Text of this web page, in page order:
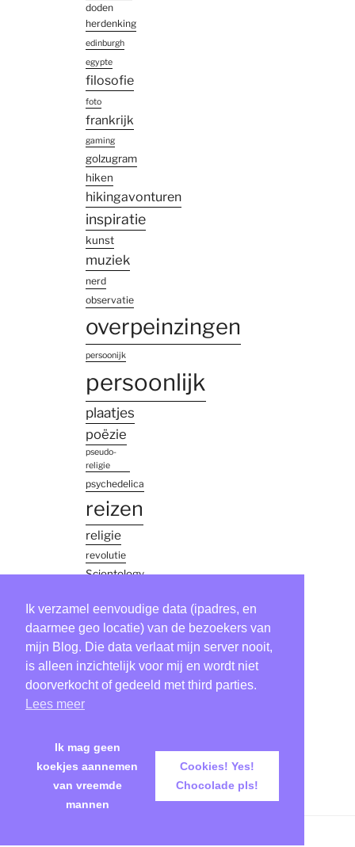
doden
herdenking
edinburgh
egypte
filosofie
foto
frankrijk
gaming
golzugram
hiken
hikingavonturen
inspiratie
kunst
muziek
nerd
observatie
overpeinzingen
persoonijk
persoonlijk
plaatjes
poëzie
pseudo-
religie
psychedelica
reizen
religie
revolutie
Scientology
vinkenoog
thailand
Tool
verhaaltje
Ik verzamel eenvoudige data (ipadres, en
daarmee geo locatie) van de bezoekers van
mijn Blog. Die data verlaat mijn server nooit,
is alleen inzichtelijk voor mij en wordt niet
doorverkocht of gedeeld met third parties.
Lees meer
Ik mag geen
koekjes aannemen
van vreemde
mannen
Cookies! Yes!
Chocolade pls!